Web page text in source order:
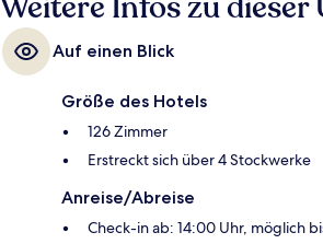
Auf einen Blick
Größe des Hotels
126 Zimmer
Erstreckt sich über 4 Stockwerke
Anreise/Abreise
Check-in ab: 14:00 Uhr, möglich